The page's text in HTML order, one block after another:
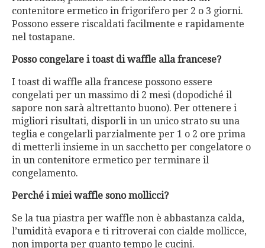
contenitore ermetico in frigorifero per 2 o 3 giorni.
Possono essere riscaldati facilmente e rapidamente
nel tostapane.
Posso congelare i toast di waffle alla francese?
I toast di waffle alla francese possono essere
congelati per un massimo di 2 mesi (dopodiché il
sapore non sarà altrettanto buono). Per ottenere i
migliori risultati, disporli in un unico strato su una
teglia e congelarli parzialmente per 1 o 2 ore prima
di metterli insieme in un sacchetto per congelatore o
in un contenitore ermetico per terminare il
congelamento.
Perché i miei waffle sono mollicci?
Se la tua piastra per waffle non è abbastanza calda,
l’umidità evapora e ti ritroverai con cialde mollicce,
non importa per quanto tempo le cucini.